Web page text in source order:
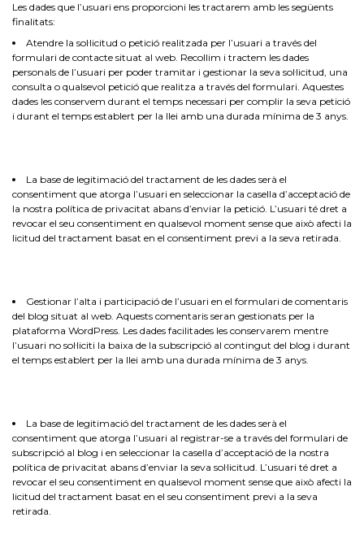
Les dades que l’usuari ens proporcioni les tractarem amb les següents
finalitats:
Atendre la sol·licitud o petició realitzada per l’usuari a través del
formulari de contacte situat al web. Recollim i tractem les dades
personals de l’usuari per poder tramitar i gestionar la seva sol·licitud, una
consulta o qualsevol petició que realitza a través del formulari. Aquestes
dades les conservem durant el temps necessari per complir la seva petició
i durant el temps establert per la llei amb una durada mínima de 3 anys.
La base de legitimació del tractament de les dades serà el
consentiment que atorga l’usuari en seleccionar la casella d’acceptació de
la nostra política de privacitat abans d’enviar la petició. L’usuari té dret a
revocar el seu consentiment en qualsevol moment sense que això afecti la
licitud del tractament basat en el consentiment previ a la seva retirada.
Gestionar l’alta i participació de l’usuari en el formulari de comentaris
del blog situat al web. Aquests comentaris seran gestionats per la
plataforma WordPress. Les dades facilitades les conservarem mentre
l’usuari no sol·liciti la baixa de la subscripció al contingut del blog i durant
el temps establert per la llei amb una durada mínima de 3 anys.
La base de legitimació del tractament de les dades serà el
consentiment que atorga l’usuari al registrar-se a través del formulari de
subscripció al blog i en seleccionar la casella d’acceptació de la nostra
política de privacitat abans d’enviar la seva sol·licitud. L’usuari té dret a
revocar el seu consentiment en qualsevol moment sense que això afecti la
licitud del tractament basat en el seu consentiment previ a la seva
retirada.